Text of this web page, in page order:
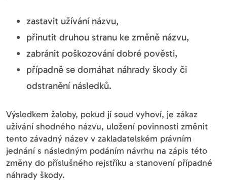
zastavit užívání názvu,
přinutit druhou stranu ke změně názvu,
zabránit poškozování dobré pověsti,
případně se domáhat náhrady škody či
odstranění následků.
Výsledkem žaloby, pokud jí soud vyhoví, je zákaz
užívání shodného názvu, uložení povinnosti změnit
tento závadný název v zakladatelském právním
jednání s následným podáním návrhu na zápis této
změny do příslušného rejstříku a stanovení případné
náhrady škody.